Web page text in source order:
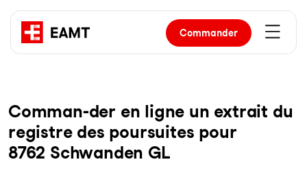
Commander
Com­man-der en li­gne un ex­trait du
re­gist­re des pour­sui­tes pour
8762 Schwanden GL